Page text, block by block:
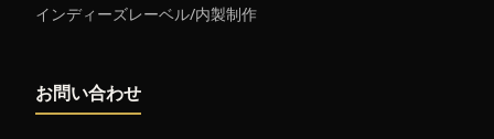
インディーズレーベル/内製制作
お問い合わせ